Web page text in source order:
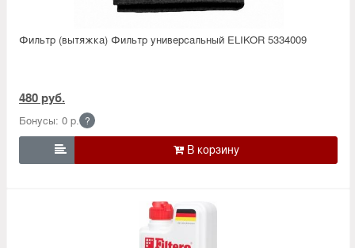
Фильтр (вытяжка) Фильтр универсальный ELIKOR 5334009
480 руб.
Бонусы: 0 р. ?
